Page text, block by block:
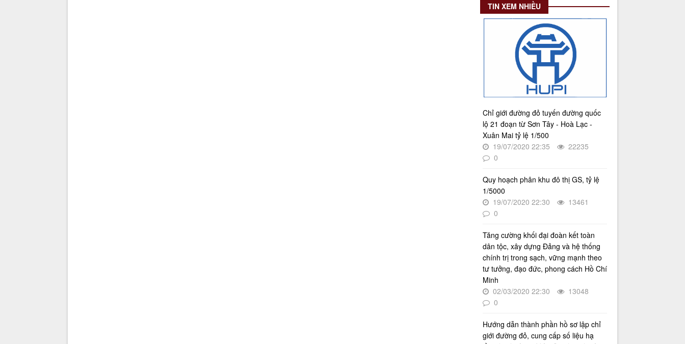
Số 27/UBND-ĐT
Triển khai thực hiện Nghị quyết số
34/2024/NQ-HĐND ngày
19/11/2024 của Hội đồng nhân dân
Thành phố.
Thời gian đăng: 08/01/2025
lượt xem: 943 | lượt tải:402
Số 908/KH-VQH
Kế hoạch Thông tin, tuyên truyền
về cải cách hành chính nhà nước
của Viện Quy hoạch xây dựng Hà
Nội giai đoạn 2026 - 2030
Thời gian đăng: 16/07/2026
2512/QĐ-UBND
Quyết định số 2512/QĐ-UBND v/v
Phê duyệt Quy hoạch tổng thể Thủ
đô Hà Nội tầm nhìn 100 năm
lượt xem: 1212 | lượt tải:727
4386/QĐ-UBND
Quyết định số 4386/QĐ-UBND v/v
Ban hành Kế hoạch thông tin,
tuyên truyền về cải cách hành
chính nhà nước thành phố Hà Nội
năm 2025
lượt xem: 565 | lượt tải:266
TIN XEM NHIỀU
Chỉ giới đường đỏ tuyến đường quốc
lộ 21 đoạn từ Sơn Tây - Hoà Lạc -
Xuân Mai tỷ lệ 1/500
19/07/2020 22:35
22235
0
Quy hoạch phân khu đô thị GS, tỷ lệ
1/5000
19/07/2020 22:30
13461
0
Tăng cường khối đại đoàn kết toàn
dân tộc, xây dựng Đảng và hệ thống
chính trị trong sạch, vững mạnh theo
tư tưởng, đạo đức, phong cách Hồ Chí
Minh
02/03/2020 22:30
13048
0
Hướng dẫn thành phần hồ sơ lập chỉ
giới đường đỏ, cung cấp số liệu hạ